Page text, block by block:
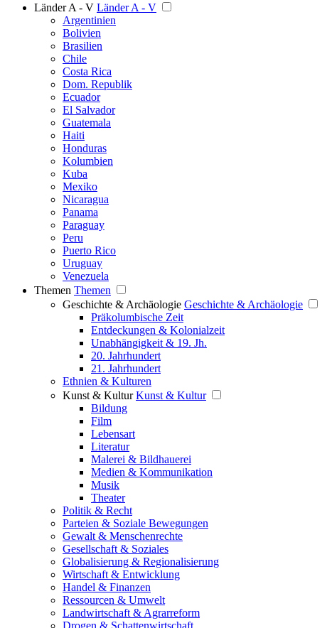
Länder A - V Länder A - V
Argentinien
Bolivien
Brasilien
Chile
Costa Rica
Dom. Republik
Ecuador
El Salvador
Guatemala
Haiti
Honduras
Kolumbien
Kuba
Mexiko
Nicaragua
Panama
Paraguay
Peru
Puerto Rico
Uruguay
Venezuela
Themen Themen
Geschichte & Archäologie Geschichte & Archäologie
Präkolumbische Zeit
Entdeckungen & Kolonialzeit
Unabhängigkeit & 19. Jh.
20. Jahrhundert
21. Jahrhundert
Ethnien & Kulturen
Kunst & Kultur Kunst & Kultur
Bildung
Film
Lebensart
Literatur
Malerei & Bildhauerei
Medien & Kommunikation
Musik
Theater
Politik & Recht
Parteien & Soziale Bewegungen
Gewalt & Menschenrechte
Gesellschaft & Soziales
Globalisierung & Regionalisierung
Wirtschaft & Entwicklung
Handel & Finanzen
Ressourcen & Umwelt
Landwirtschaft & Agrarreform
Drogen & Schattenwirtschaft